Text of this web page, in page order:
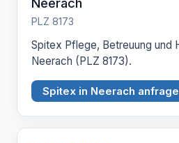
PLZ 8173
Spitex Pflege, Betreuung und
Neerach (PLZ 8173).
Spitex in Neerach